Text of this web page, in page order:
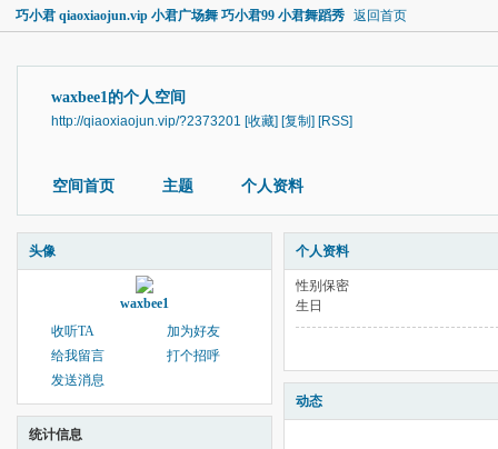
巧小君 qiaoxiaojun.vip 小君广场舞 巧小君99 小君舞蹈秀 返回首页
waxbee1的个人空间
http://qiaoxiaojun.vip/?2373201 [收藏] [复制] [RSS]
空间首页 主题 个人资料
头像
waxbee1
收听TA
加为好友
给我留言
打个招呼
发送消息
统计信息
个人资料
性别 保密
生日
动态